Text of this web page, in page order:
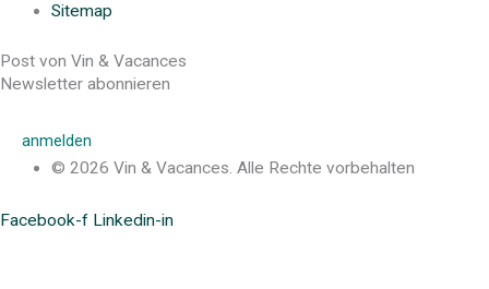
Sitemap
Post von Vin & Vacances
Newsletter abonnieren
anmelden
© 2026 Vin & Vacances. Alle Rechte vorbehalten
Facebook-f Linkedin-in